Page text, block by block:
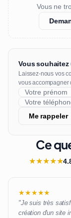
Vous ne
Vous souhaitez
Laissez-nous vos
vous accompagner
Me rappeler
Ce
★★★★★
★★★★★
"Je suis très
création d'un site